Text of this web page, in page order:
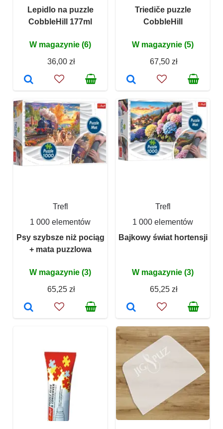
Lepidlo na puzzle
CobbleHill 177ml
W magazynie (6)
36,00 zł
Triediče puzzle
CobbleHill
W magazynie (5)
67,50 zł
Trefl
1 000 elementów
Psy szybsze niż pociąg
+ mata puzzlowa
W magazynie (3)
65,25 zł
Trefl
1 000 elementów
Bajkowy świat hortensji
W magazynie (3)
65,25 zł